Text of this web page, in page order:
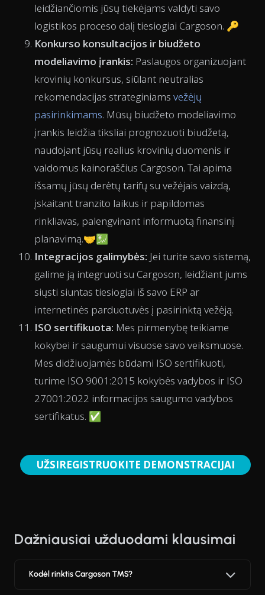
leidžiančiomis jūsų tiekėjams valdyti savo
logistikos proceso dalį tiesiogiai Cargoson. 🔑
Konkurso konsultacijos ir biudžeto
modeliavimo įrankis: Paslaugos organizuojant
krovinių konkursus, siūlant neutralias
rekomendacijas strateginiams vežėjų
pasirinkimams. Mūsų biudžeto modeliavimo
įrankis leidžia tiksliai prognozuoti biudžetą,
naudojant jūsų realius krovinių duomenis ir
valdomus kainoraščius Cargoson. Tai apima
išsamų jūsų derėtų tarifų su vežėjais vaizdą,
įskaitant tranzito laikus ir papildomas
rinkliavas, palengvinant informuotą finansinį
planavimą.🤝💹
Integracijos galimybės: Jei turite savo sistemą,
galime ją integruoti su Cargoson, leidžiant jums
siųsti siuntas tiesiogiai iš savo ERP ar
internetinės parduotuvės į pasirinktą vežėją.
ISO sertifikuota: Mes pirmenybę teikiame
kokybei ir saugumui visuose savo veiksmuose.
Mes didžiuojamės būdami ISO sertifikuoti,
turime ISO 9001:2015 kokybės vadybos ir ISO
27001:2022 informacijos saugumo vadybos
sertifikatus. ✅
UŽSIREGISTRUOKITE DEMONSTRACIJAI
Dažniausiai užduodami klausimai
Kodėl rinktis Cargoson TMS?